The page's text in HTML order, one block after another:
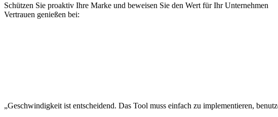
Schützen Sie proaktiv Ihre Marke und beweisen Sie den Wert für Ihr Unternehmen
Vertrauen genießen bei:
„Geschwindigkeit ist entscheidend. Das Tool muss einfach zu implementieren,